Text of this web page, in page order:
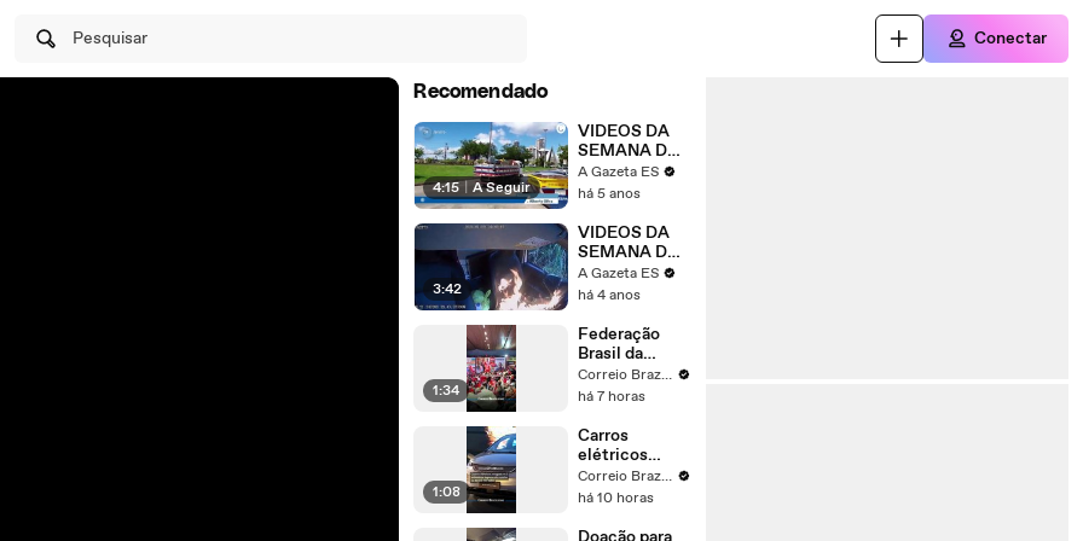
Pesquisar Conectar
Recomendado
4:15 A Seguir
VIDEOS DA
SEMANA DE
01 A 07 DE
JANEIRO
A Gazeta ES
há 5 anos
3:42
VIDEOS DA
SEMANA DE
5 A 11 DE
FEVEREIRO
A Gazeta ES
há 4 anos
1:34
Federação
Brasil da
Esperança
lança Leandro
disputar o
GDF
Correio Braziliense
há 7 horas
1:08
Carros
elétricos
ocupam os 3
primeiros
vendas no
Correio Braziliense
há 10 horas